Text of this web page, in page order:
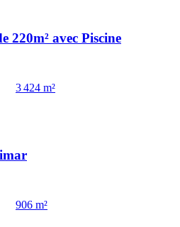
220m² avec Piscine
3 424 m²
906 m²